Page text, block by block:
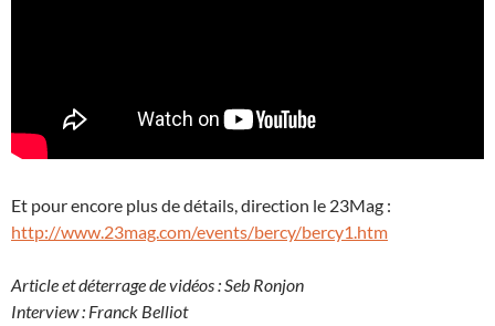
Et pour encore plus de détails, direction le 23Mag :
http://www.23mag.com/events/bercy/bercy1.htm
Article et déterrage de vidéos : Seb Ronjon
Interview : Franck Belliot